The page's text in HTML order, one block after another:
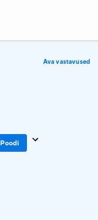
Ava vastavused
Poodi